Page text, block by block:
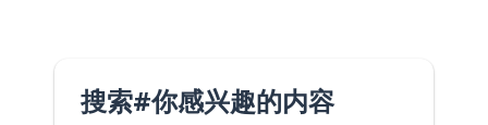
搜索#你感兴趣的内容